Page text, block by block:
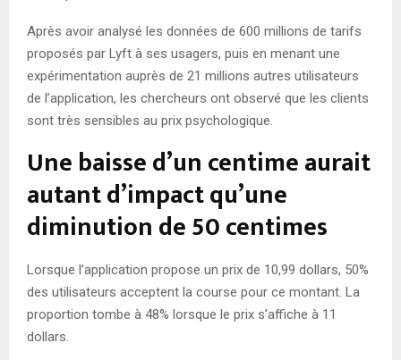
Après avoir analysé les données de 600 millions de tarifs
proposés par Lyft à ses usagers, puis en menant une
expérimentation auprès de 21 millions autres utilisateurs
de l’application, les chercheurs ont observé que les clients
sont très sensibles au prix psychologique.
Une baisse d’un centime aurait
autant d’impact qu’une
diminution de 50 centimes
Lorsque l’application propose un prix de 10,99 dollars, 50%
des utilisateurs acceptent la course pour ce montant. La
proportion tombe à 48% lorsque le prix s’affiche à 11
dollars.